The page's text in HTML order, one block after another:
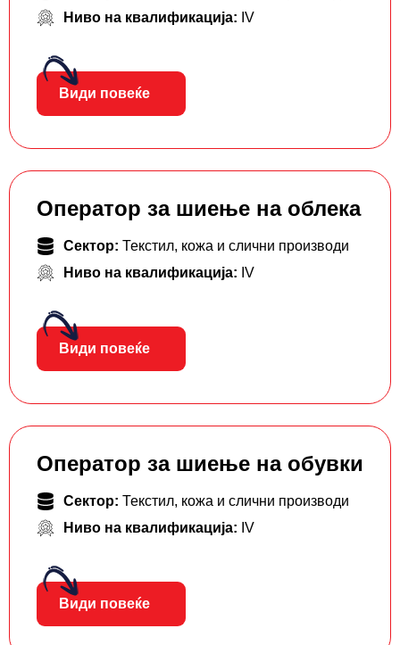
Ниво на квалификација: IV
Види повеќе
Оператор за шиење на облека
Сектор: Текстил, кожа и слични производи
Ниво на квалификација: IV
Види повеќе
Оператор за шиење на обувки
Сектор: Текстил, кожа и слични производи
Ниво на квалификација: IV
Види повеќе